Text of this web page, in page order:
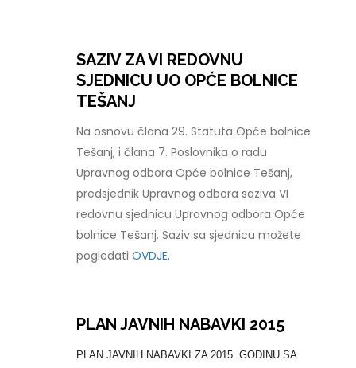
SAZIV ZA VI REDOVNU
SJEDNICU UO OPĆE BOLNICE
TEŠANJ
Na osnovu člana 29. Statuta Opće bolnice
Tešanj, i člana 7. Poslovnika o radu
Upravnog odbora Opće bolnice Tešanj,
predsjednik Upravnog odbora saziva VI
redovnu sjednicu Upravnog odbora Opće
bolnice Tešanj. Saziv sa sjednicu možete
pogledatiOVDJE.
PLAN JAVNIH NABAVKI 2015
PLAN JAVNIH NABAVKI ZA 2015. GODINU SA